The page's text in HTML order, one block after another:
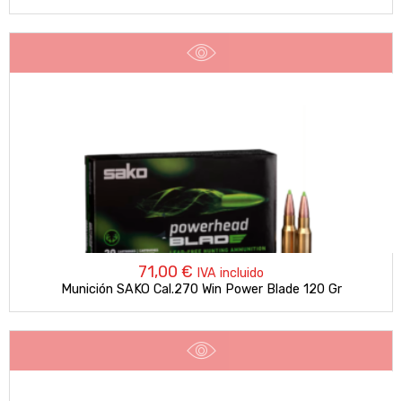
71,00 € IVA incluido
Munición SAKO Cal.270 Win Power Blade 120 Gr